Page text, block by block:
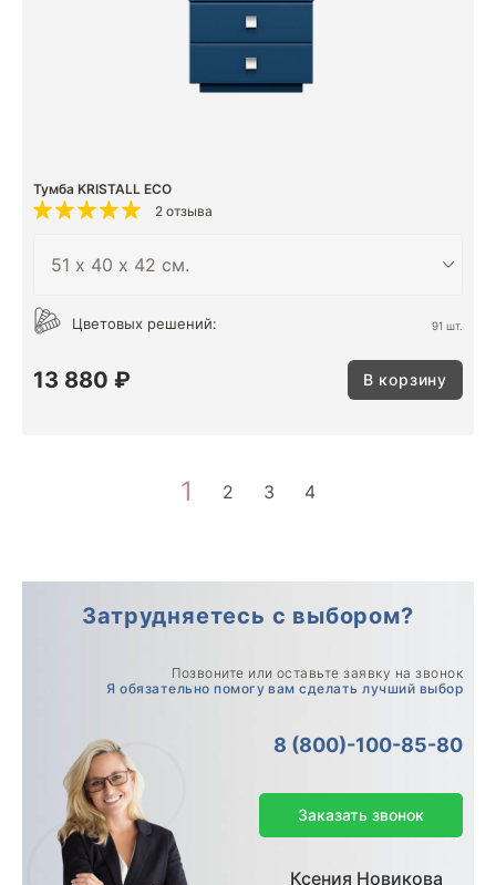
Тумба KRISTALL ECO
2 отзыва
Цветовых решений: 91 шт.
13 880 ₽ В корзину
1 2 3 4
Затрудняетесь с выбором?
Позвоните или оставьте заявку на звонок
Я обязательно помогу вам сделать лучший выбор
8 (800)-100-85-80
Ксения Новикова
Заказать звонок